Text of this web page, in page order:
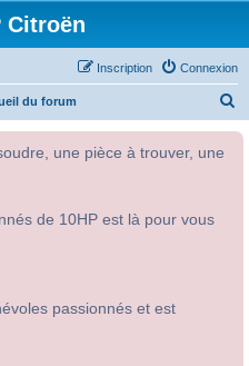
Citroën
Connexion
Inscription
du forum
une pièce à trouver, une
de 10HP est là pour vous
passionnés et est